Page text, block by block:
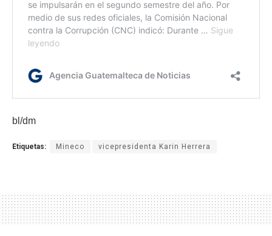
bl/dm
Etiquetas: Mineco vicepresidenta Karin Herrera